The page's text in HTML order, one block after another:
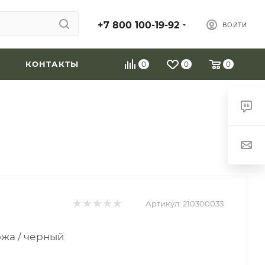
+7 800 100-19-92 ВОЙТИ
0 0 0
КОНТАКТЫ
Артикул: 210300033
/ черный